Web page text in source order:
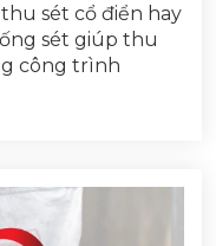
sét cổ điển hay
sét giúp thu
công trình